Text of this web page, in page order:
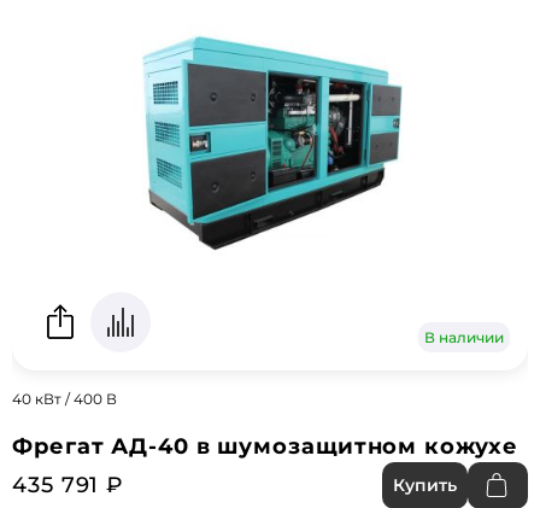
В наличии
40 кВт / 400 В
Фрегат АД-40 в шумозащитном кожухе
435 791 ₽
Купить